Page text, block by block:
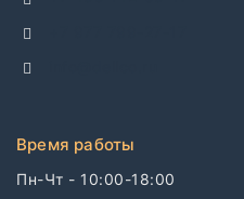
Время работы
Пн-Чт - 10:00-18:00